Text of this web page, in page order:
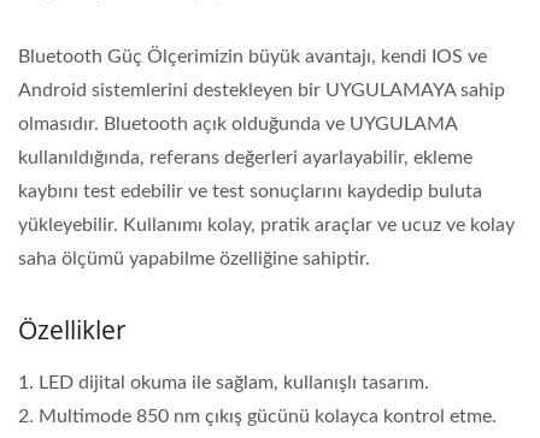
Bluetooth Güç Ölçerimizin büyük avantajı, kendi IOS ve
Android sistemlerini destekleyen bir UYGULAMAYA sahip
olmasıdır. Bluetooth açık olduğunda ve UYGULAMA
kullanıldığında, referans değerleri ayarlayabilir, ekleme
kaybını test edebilir ve test sonuçlarını kaydedip buluta
yükleyebilir. Kullanımı kolay, pratik araçlar ve ucuz ve kolay
saha ölçümü yapabilme özelliğine sahiptir.
Özellikler
1. LED dijital okuma ile sağlam, kullanışlı tasarım.
2. Multimode 850 nm çıkış gücünü kolayca kontrol etme.